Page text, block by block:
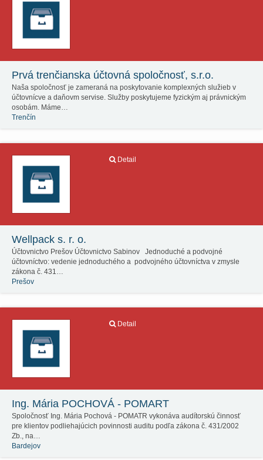
Prvá trenčianska účtovná spoločnosť, s.r.o.
Naša spoločnosť je zameraná na poskytovanie komplexných služieb v
účtovnícve a daňovm servise. Služby poskytujeme fyzickým aj právnickým
osobám. Máme…
Trenčín
Detail
Wellpack s. r. o.
Účtovnictvo Prešov Účtovnictvo Sabinov Jednoduché a podvojné
účtovníctvo: vedenie jednoduchého a podvojného účtovníctva v zmysle
zákona č. 431…
Prešov
Detail
Ing. Mária POCHOVÁ - POMART
Spoločnosť Ing. Mária Pochová - POMATR vykonáva audítorskú činnosť
pre klientov podliehajúcich povinnosti auditu podľa zákona č. 431/2002
Zb., na…
Bardejov